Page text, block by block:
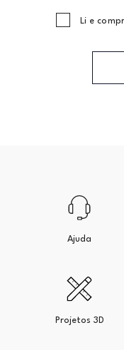
Li e
Ajuda
Projetos 3D